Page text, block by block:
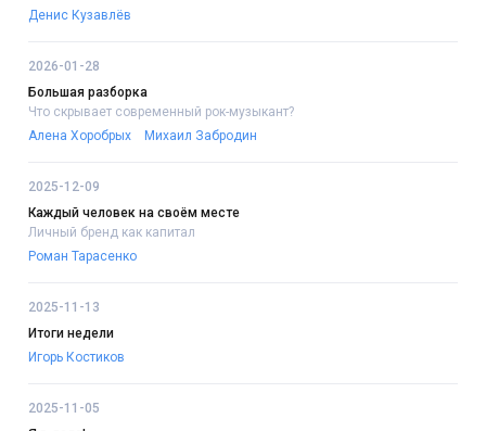
Денис Кузавлёв
2026-01-28
Большая разборка
Что скрывает современный рок-музыкант?
Алена Хоробрых
Михаил Забродин
2025-12-09
Каждый человек на своём месте
Личный бренд как капитал
Роман Тарасенко
2025-11-13
Итоги недели
Игорь Костиков
2025-11-05